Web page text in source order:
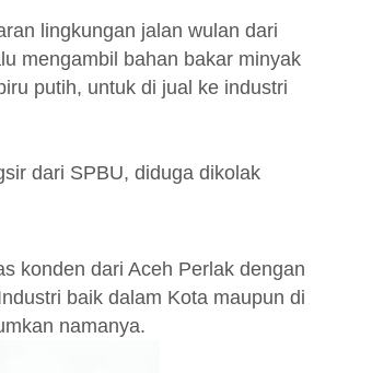
lingkungan jalan wulan dari
mengambil bahan bakar minyak
putih, untuk di jual ke industri
dari SPBU, diduga dikolak
konden dari Aceh Perlak dengan
baik dalam Kota maupun di
namanya.